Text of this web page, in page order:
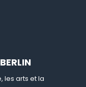
les arts et la